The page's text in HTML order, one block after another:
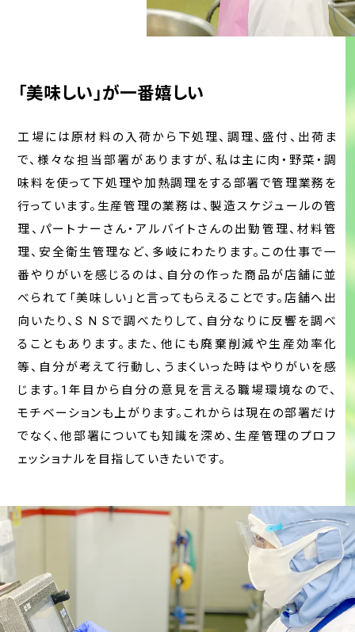
「美味しい」が一番嬉しい
⼯場には原材料の⼊荷から下処理、調理、盛付、出荷ま
で、様々な担当部署がありますが、私は主に⾁・野菜・調
味料を使って下処理や加熱調理をする部署で管理業務を
⾏っています。⽣産管理の業務は、製造スケジュールの管
理、パートナーさん・アルバイトさんの出勤管理、材料管
理、安全衛⽣管理など、多岐にわたります。この仕事で⼀
番やりがいを感じるのは、⾃分の作った商品が店舗に並
べられて「美味しい」と⾔ってもらえることです。店舗へ出
向いたり、S N Sで調べたりして、⾃分なりに反響を調べ
ることもあります。また、他にも廃棄削減や生産効率化
等、⾃分が考えて⾏動し、うまくいった時はやりがいを感
じます。1年⽬から⾃分の意⾒を⾔える職場環境なので、
モチベーションも上がります。これからは現在の部署だけ
でなく、他部署についても知識を深め、⽣産管理のプロフ
ェッショナルを⽬指していきたいです。